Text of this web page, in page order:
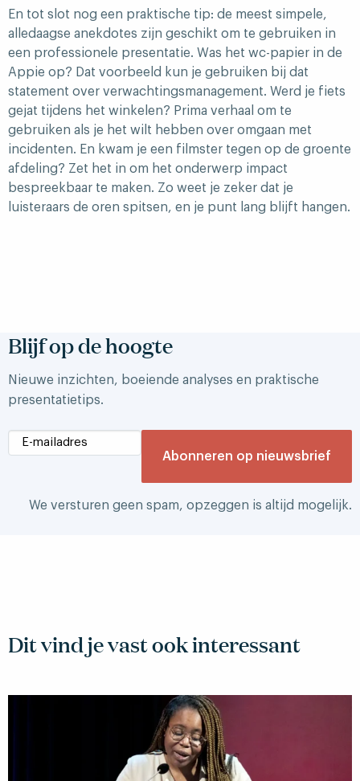
En tot slot nog een praktische tip: de meest simpele,
alledaagse anekdotes zijn geschikt om te gebruiken in
een professionele presentatie. Was het wc-papier in de
Appie op? Dat voorbeeld kun je gebruiken bij dat
statement over verwachtingsmanagement. Werd je fiets
gejat tijdens het winkelen? Prima verhaal om te
gebruiken als je het wilt hebben over omgaan met
incidenten. En kwam je een filmster tegen op de groente
afdeling? Zet het in om het onderwerp impact
bespreekbaar te maken. Zo weet je zeker dat je
luisteraars de oren spitsen, en je punt lang blijft hangen.
Blijf op de hoogte
Nieuwe inzichten, boeiende analyses en praktische
presentatietips.
We versturen geen spam, opzeggen is altijd mogelijk.
Dit vind je vast ook interessant